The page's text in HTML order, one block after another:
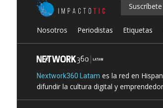
Suscríbete
Nosotros Periodistas Etiquetas
Nextwork360 Latam es la red en
difundir la cultura digital y